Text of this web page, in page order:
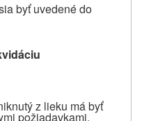
byť uvedené do
z lieku má byť
požiadavkami.